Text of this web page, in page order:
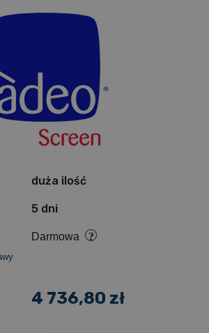
duża ilość
5 dni
Darmowa
4 736,80 zł